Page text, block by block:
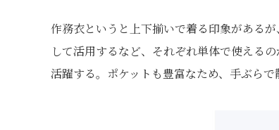
作務衣というと上下揃いで着る印象がある
して活用するなど、それぞれ単体で使える
活躍する。ポケットも豊富なため、手ぶらで